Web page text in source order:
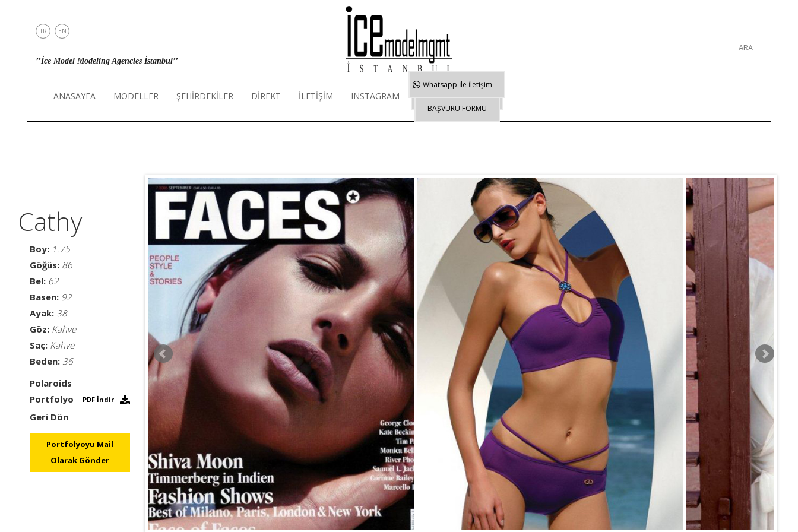
MODELLER
TR EN
’’İce Model Modeling Agencies İstanbul’’
ANASAYFA MODELLER ŞEHİRDEKİLER DİREKT İLETİŞİM INSTAGRAM
Whatsapp İle İletişim
BAŞVURU FORMU
Cathy
Boy: 1.75
Göğüs: 86
Bel: 62
Basen: 92
Ayak: 38
Göz: Kahve
Saç: Kahve
Beden: 36
Polaroids
Portfolyo
PDF İndir
Geri Dön
Portfolyoyu Mail
Olarak Gönder